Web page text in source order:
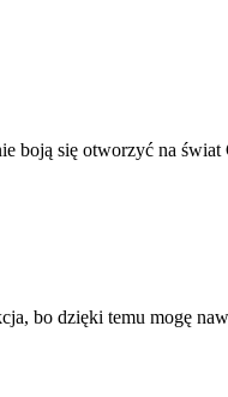
boją się otworzyć na
bo dzięki temu mogę